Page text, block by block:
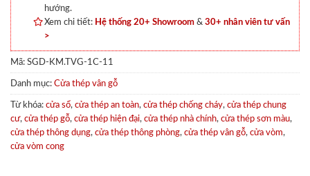
hướng.
Xem chi tiết: Hệ thống 20+ Showroom & 30+ nhân viên tư vấn
>
Mã: SGD-KM.TVG-1C-11
Danh mục: Cửa thép vân gỗ
Từ khóa: cửa sổ, cửa thép an toàn, cửa thép chống cháy, cửa thép chung
cư, cửa thép gỗ, cửa thép hiện đại, cửa thép nhà chính, cửa thép sơn màu,
cửa thép thông dụng, cửa thép thông phòng, cửa thép vân gỗ, cửa vòm,
cửa vòm cong